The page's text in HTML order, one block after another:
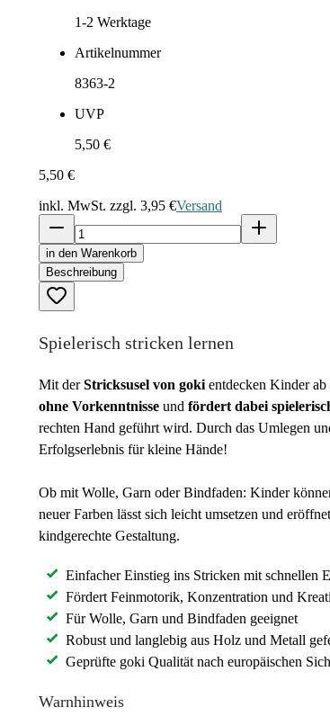
1-2 Werktage
Artikelnummer
8363-2
UVP
5,50 €
5,50 €
inkl. MwSt. zzgl. 3,95 €Versand
in den Warenkorb
Beschreibung
Spielerisch stricken lernen
Mit derStricksusel von goki entdecken Kinder ab
ohne Vorkenntnisse und fördert dabei
rechten Hand geführt wird. Durch das Umlegen
Erfolgserlebnis für kleine Hände!
Ob mit Wolle, Garn oder Bindfaden: Kinder
neuer Farben lässt sich leicht umsetzen und
kindgerechte Gestaltung.
Einfacher Einstieg ins Stricken mit schnellen
Fördert Feinmotorik, Konzentration und
Für Wolle, Garn und Bindfaden geeignet
Robust und langlebig aus Holz und Metall
Geprüfte goki Qualität nach europäischen
Warnhinweis